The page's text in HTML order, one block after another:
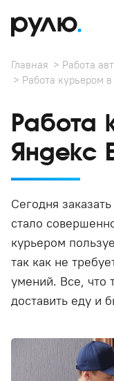
Главная
Работа
Работа курьером
Работа
Яндекс
Сегодня
стало
курьером
так как не
умений. Все, что
доставить еду и